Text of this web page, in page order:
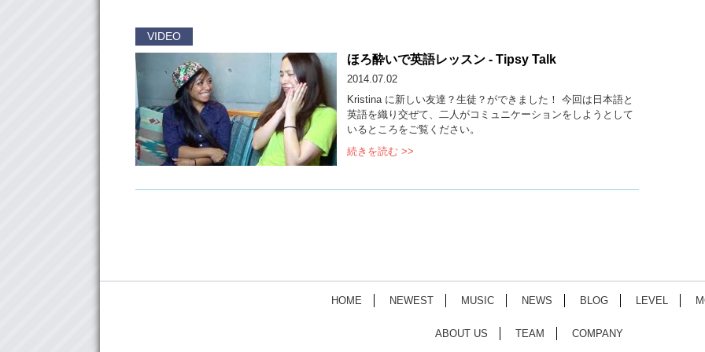
VIDEO
ほろ酔いで英語レッスン - Tipsy Talk
2014.07.02
Kristina に新しい友達？生徒？ができました！ 今回は日本語と
英語を織り交ぜて、二人がコミュニケーションをしようとして
いるところをご覧ください。
続きを読む >>
HOME NEWEST MUSIC NEWS BLOG LEVEL
ABOUT US TEAM COMPANY